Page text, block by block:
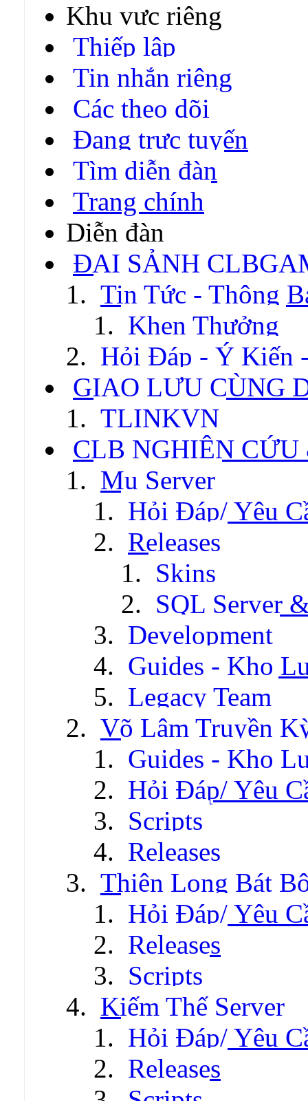
Khu vực riêng
Thiếp lập
Tin nhắn riêng
Các theo dõi
Đang trực tuyến
Tìm diễn đàn
Trang chính
Diễn đàn
ĐẠI SẢNH
Tin Tức - Thông
Khen Thưởng
Hỏi Đáp - Ý Kiến
GIAO LƯU CÙNG
TLINKVN
CLB NGHIÊN
Mu Server
Hỏi Đáp/ Yêu
Releases
Skins
SQL Server
Development
Guides - Kho
Legacy Team
Võ Lâm Truyền
Guides - Kho
Hỏi Đáp/ Yêu
Scripts
Releases
Thiên Long Bát
Hỏi Đáp/ Yêu
Releases
Scripts
Kiếm Thế Server
Hỏi Đáp/ Yêu
Releases